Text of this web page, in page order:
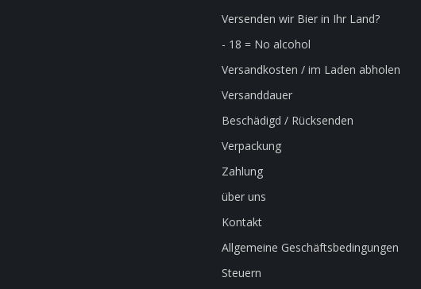
Versenden wir Bier in Ihr Land?
- 18 = No alcohol
Versandkosten / im Laden abholen
Versanddauer
Beschädigd / Rücksenden
Verpackung
Zahlung
über uns
Kontakt
Allgemeine Geschäftsbedingungen
Steuern